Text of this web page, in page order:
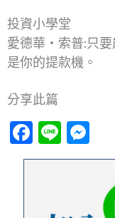
投資小學堂
愛德華‧索普:只要
是你的提款機。
分享此篇
Line